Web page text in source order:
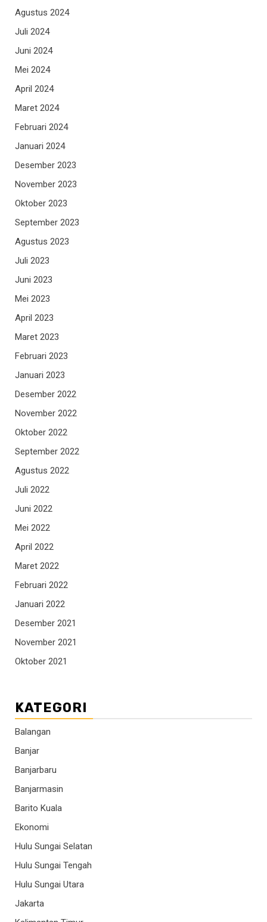
Agustus 2024
Juli 2024
Juni 2024
Mei 2024
April 2024
Maret 2024
Februari 2024
Januari 2024
Desember 2023
November 2023
Oktober 2023
September 2023
Agustus 2023
Juli 2023
Juni 2023
Mei 2023
April 2023
Maret 2023
Februari 2023
Januari 2023
Desember 2022
November 2022
Oktober 2022
September 2022
Agustus 2022
Juli 2022
Juni 2022
Mei 2022
April 2022
Maret 2022
Februari 2022
Januari 2022
Desember 2021
November 2021
Oktober 2021
KATEGORI
Balangan
Banjar
Banjarbaru
Banjarmasin
Barito Kuala
Ekonomi
Hulu Sungai Selatan
Hulu Sungai Tengah
Hulu Sungai Utara
Jakarta